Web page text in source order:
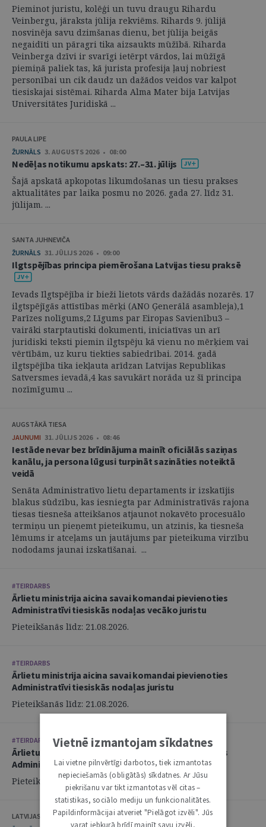
Pieminot juristu, kolēģi un tuvu draugu Rihardu
Veinbergu, jāraksta jūlija rekviēms. Rihards 9. jūlijā
nosvinēja savu dzimšanas dienu, bet jūlija beigās
negaidīti un pāragri tika aizsaukts mūžībā. Riharda
Veinberga dzīvi ir svarīgi ietērpt vārdos, lai mūžīgā
piemiņā paliek tas, kā jurista profesija ļauj nobriest
personībai un cik daudz un dažādos veidos var kalpot
tiesiskajai sistēmai. Riharda Alma Mater bija Latvijas
Universitātes Juridiskā ...
PAULA LIPE
ŽURNĀLS 3. AUGUSTS 2026 • 08:00
Nedēļas notikumu apskats: 27.–31. jūlijs
Šajā apskatā apkopotas likumdošanas un tiesu prakses
aktualitātes par laika posmu no 2026. gada 27. līdz 31.
jūlijam. ...
SANTA JUHNEVIČA
ŽURNĀLS 31. JŪLIJS 2026 • 09:00
Ilgtspējības principa piemērošana Latvijas tiesu praksē
Ievads Ilgtspējība ir bieži lietots vārds dažādās nozarēs. 17
ilgtspējīgās attīstības mērķi (ANO Ģenerālā asambleja),1
Parīzes nolīgums,2 Līgums par Eiropas Savienību3 –
vairāki starptautiski dokumenti, iniciatīvas un arī
juridiski teksti piemin ilgtspēju kā vienu no mērķiem vai
vērtībām, uz kuru tiekties sabiedrībai. 2014. gadā
ilgtspējība tika iekļauta arīdzan Latvijas Republikas
Satversmes ievadā,4 kas savukārt norāda uz šī principa
nozīmīgumu ...
AUGSTĀKĀ TIESA
JAUNUMI 31. JŪLIJS 2026 • 08:46
Iestāde nevar bez brīdinājuma mainīt oficiālās saziņas
kanālu, ja persona lūgusi turpināt sazināties noteiktā
veidā
Senāta Administratīvo lietu departaments ir izskatījis
blakus sūdzību, kas iesniegta par Administratīvās rajona
tiesas tiesneša atteikšanos atjaunot nokavēto procesuālo
termiņu un pieņemt pieteikumu, un atzinis, ka tiesneša
lēmums ir atceļams un jautājums par pieteikuma virzību
nododams jaunai izskatīšanai. ...
#TEIRDARBS
Ārlietu ministrija aicina savai komandai pievienoties
Administratīvi tiesiskās nodaļas vecāko juristu
Pieteikšanās līdz: 21.08.2026.
#TEIRDARBS
Ārlietu ministrija aicina savai komandai pievienoties
Administratīvi tiesiskās nodaļas juristu
Pieteikšanās līdz: 21.08.2026.
#TEIRDARBS
Ārlietu ministrija aicina savai komandai pievienoties
Administratīvi tiesiskās nodaļas juristu
Pieteikšanās līdz: 21.08.2026.
LATVIJAS ZVĒRINĀTU ADVOKĀTU PADOME
Vietnē izmantojam sīkdatnes
Lai vietne pilnvērtīgi darbotos, tiek izmantotas
nepieciešamās (obligātās) sīkdatnes. Ar Jūsu
piekrišanu var tikt izmantotas vēl citas –
statistikas, sociālo mediju un funkcionalitātes.
Papildinformācijai atveriet "Pielāgot izvēli". Jūs
varat jebkurā brīdī mainīt savu izvēli,